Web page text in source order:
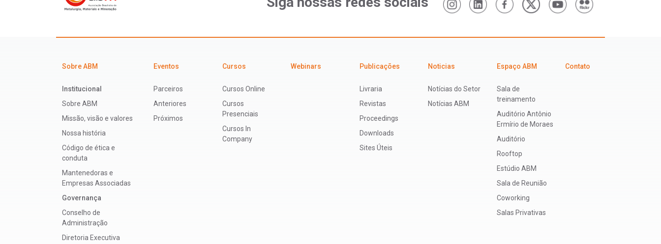
Sobre ABM
Institucional
Sobre ABM
Missão, visão e valores
Nossa história
Código de ética e
conduta
Mantenedoras e
Empresas Associadas
Governança
Conselho de
Administração
Diretoria Executiva
Eventos
Parceiros
Anteriores
Próximos
Cursos
Cursos Online
Cursos
Presenciais
Cursos In
Company
Webinars Publicações
Livraria
Revistas
Proceedings
Downloads
Sites Úteis
Noticias
Notícias do Setor
Notícias ABM
Espaço ABM
Sala de
treinamento
Auditório Antônio
Ermírio de Moraes
Auditório
Rooftop
Estúdio ABM
Sala de Reunião
Coworking
Salas Privativas
Contato